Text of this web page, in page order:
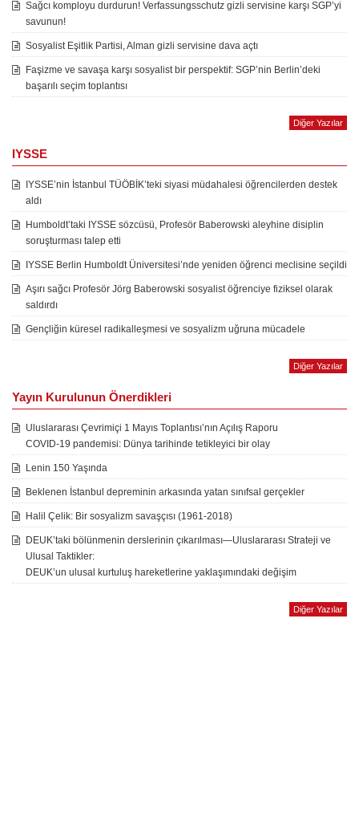
Sağcı komployu durdurun! Verfassungsschutz gizli servisine karşı SGP’yi
savunun!
Sosyalist Eşitlik Partisi, Alman gizli servisine dava açtı
Faşizme ve savaşa karşı sosyalist bir perspektif: SGP’nin Berlin’deki
başarılı seçim toplantısı
Diğer Yazılar
IYSSE
IYSSE’nin İstanbul TÜÖBİK’teki siyasi müdahalesi öğrencilerden destek
aldı
Humboldt’taki IYSSE sözcüsü, Profesör Baberowski aleyhine disiplin
soruşturması talep etti
IYSSE Berlin Humboldt Üniversitesi’nde yeniden öğrenci meclisine seçildi
Aşırı sağcı Profesör Jörg Baberowski sosyalist öğrenciye fiziksel olarak
saldırdı
Gençliğin küresel radikalleşmesi ve sosyalizm uğruna mücadele
Diğer Yazılar
Yayın Kurulunun Önerdikleri
Uluslararası Çevrimiçi 1 Mayıs Toplantısı’nın Açılış Raporu
COVID-19 pandemisi: Dünya tarihinde tetikleyici bir olay
Lenin 150 Yaşında
Beklenen İstanbul depreminin arkasında yatan sınıfsal gerçekler
Halil Çelik: Bir sosyalizm savaşçısı (1961-2018)
DEUK’taki bölünmenin derslerinin çıkarılması—Uluslararası Strateji ve
Ulusal Taktikler:
DEUK’un ulusal kurtuluş hareketlerine yaklaşımındaki değişim
Diğer Yazılar